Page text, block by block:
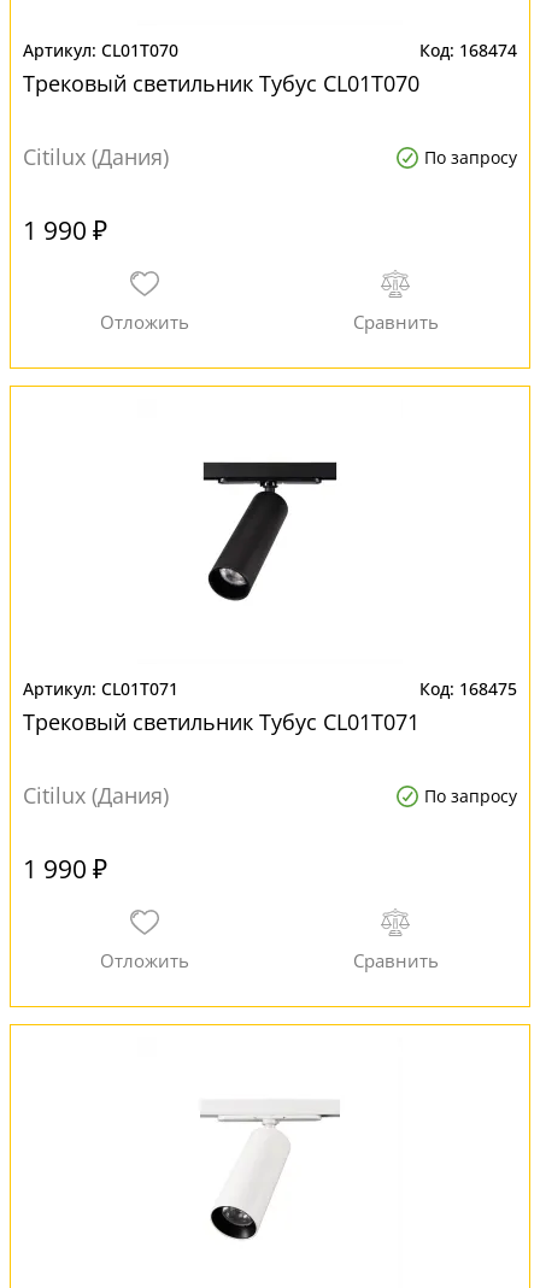
CL01T070 168474
Трековый светильник Тубус CL01T070
Citilux (Дания) По запросу
1 990 ₽
CL01T071 168475
Трековый светильник Тубус CL01T071
Citilux (Дания) По запросу
1 990 ₽